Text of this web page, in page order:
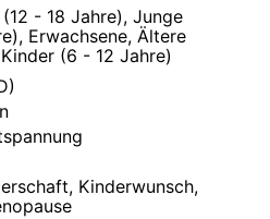
- 18 Jahre), Junge
Erwachsene, Ältere
(6 - 12 Jahre)
Kinderwunsch,